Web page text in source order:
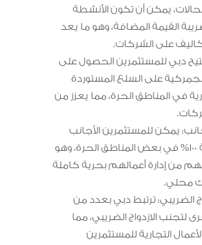
يمكن أن تكون الأنشطة
القيمة المضافة، وهو ما يعد
على الشركات.
تتيح دبي للمستثمرين الحصول على
على السلع المستوردة
في المناطق الحرة، مما يعزز من
يمكن للمستثمرين الأجانب
تملك الشركات بنسبة 100% في بعض المناطق الحرة، وهو
من إدارة أعمالهم بحرية كاملة
محلي.
الضريبي: ترتبط دبي بعدد من
لتجنب الازدواج الضريبي، مما
التجارية للمستثمرين